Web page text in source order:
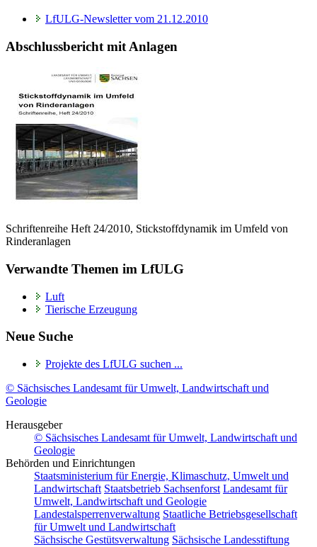
LfULG-Newsletter vom 21.12.2010
Abschlussbericht mit Anlagen
Schriftenreihe Heft 24/2010, Stickstoffdynamik im Umfeld von
Rinderanlagen
Verwandte Themen im LfULG
Luft
Tierische Erzeugung
Neue Suche
Projekte des LfULG suchen ...
© Sächsisches Landesamt für Umwelt, Landwirtschaft und
Geologie
Herausgeber
© Sächsisches Landesamt für Umwelt, Landwirtschaft und
Geologie
Behörden und Einrichtungen
Staatsministerium für Energie, Klimaschutz, Umwelt und
Landwirtschaft Staatsbetrieb Sachsenforst Landesamt für
Umwelt, Landwirtschaft und Geologie
Landestalsperrenverwaltung Staatliche Betriebsgesellschaft
für Umwelt und Landwirtschaft
Sächsische Gestütsverwaltung Sächsische Landesstiftung